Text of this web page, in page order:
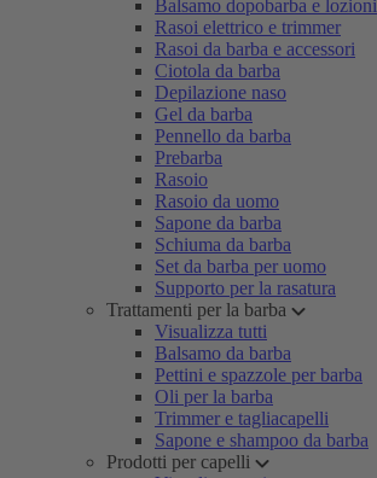
Balsamo dopobarba e lozioni
Rasoi elettrico e trimmer
Rasoi da barba e accessori
Ciotola da barba
Depilazione naso
Gel da barba
Pennello da barba
Prebarba
Rasoio
Rasoio da uomo
Sapone da barba
Schiuma da barba
Set da barba per uomo
Supporto per la rasatura
Trattamenti per la barba
Visualizza tutti
Balsamo da barba
Pettini e spazzole per barba
Oli per la barba
Trimmer e tagliacapelli
Sapone e shampoo da barba
Prodotti per capelli